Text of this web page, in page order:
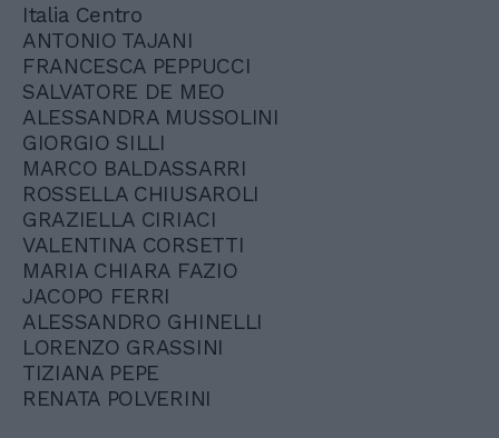
Italia Centro
ANTONIO TAJANI
FRANCESCA PEPPUCCI
SALVATORE DE MEO
ALESSANDRA MUSSOLINI
GIORGIO SILLI
MARCO BALDASSARRI
ROSSELLA CHIUSAROLI
GRAZIELLA CIRIACI
VALENTINA CORSETTI
MARIA CHIARA FAZIO
JACOPO FERRI
ALESSANDRO GHINELLI
LORENZO GRASSINI
TIZIANA PEPE
RENATA POLVERINI